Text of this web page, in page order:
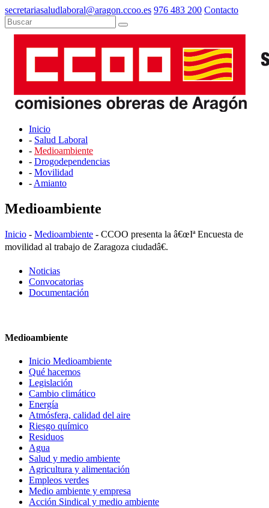
secretariasaludlaboral@aragon.ccoo.es 976 483 200 Contacto
Inicio
- Salud Laboral
- Medioambiente
- Drogodependencias
- Movilidad
- Amianto
Medioambiente
Inicio - Medioambiente - CCOO presenta la â€œIª Encuesta de
movilidad al trabajo de Zaragoza ciudadâ€.
Noticias
Convocatorias
Documentación
Medioambiente
Inicio Medioambiente
Qué hacemos
Legislación
Cambio climático
Energía
Atmósfera, calidad del aire
Riesgo químico
Residuos
Agua
Salud y medio ambiente
Agricultura y alimentación
Empleos verdes
Medio ambiente y empresa
Acción Sindical y medio ambiente